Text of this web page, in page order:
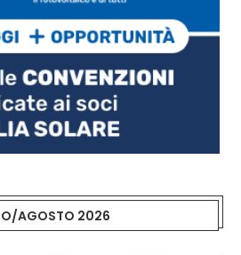
AGOSTO 2026